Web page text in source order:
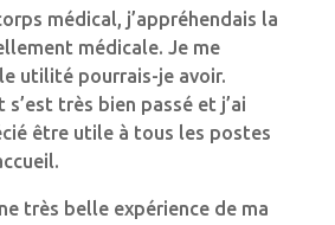
médical, j’appréhendais la
médicale. Je me
utilité pourrais-je avoir.
très bien passé et j’ai
être utile à tous les postes
très belle expérience de ma